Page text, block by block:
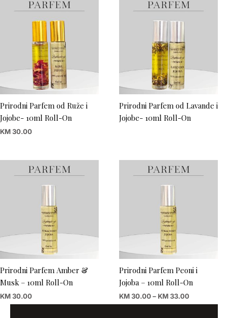
Prirodni Parfem od Ruže i
Jojobe- 10ml Roll-On
KM30.00
Prirodni Parfem od Lavande i
Jojobe- 10ml Roll-On
Prirodni Parfem Amber &
Musk – 10ml Roll-On
KM30.00
Prirodni Parfem Peoni i
Jojoba – 10ml Roll-On
KM30.00– KM33.00
range: